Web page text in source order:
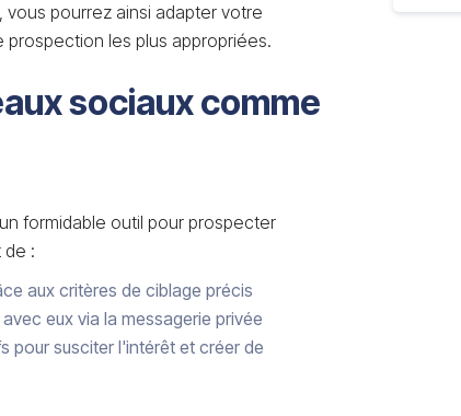
pourrez ainsi adapter votre
les plus appropriées.
sociaux comme
formidable outil pour prospecter
de :
aux critères de ciblage précis
eux via la messagerie privée
pour susciter l'intérêt et créer de